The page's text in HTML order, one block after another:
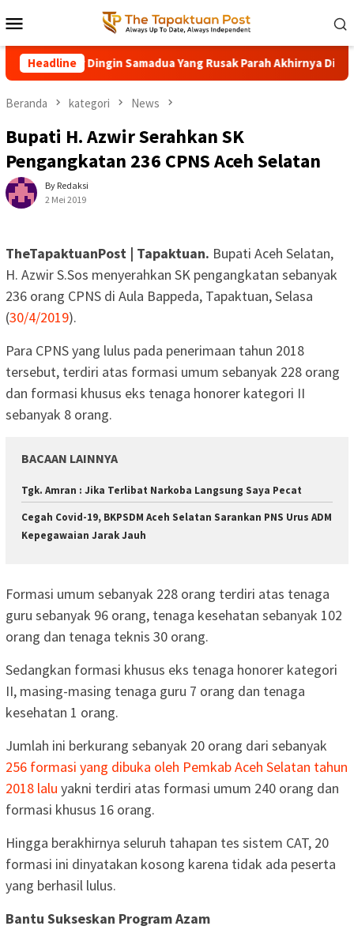
ke
kontenMobile
Headline
Air Dingin Samadua Yang Rusak Parah Akhirnya Diperbaiki
Beranda kategori News
Bupati H. Azwir Serahkan SK
Pengangkatan 236 CPNS Aceh Selatan
By Redaksi
2 Mei 2019
TheTapaktuanPost | Tapaktuan. Bupati Aceh Selatan,
H. Azwir S.Sos menyerahkan SK pengangkatan sebanyak
236 orang CPNS di Aula Bappeda, Tapaktuan, Selasa
(30/4/2019).
Para CPNS yang lulus pada penerimaan tahun 2018
tersebut, terdiri atas formasi umum sebanyak 228 orang
dan formasi khusus eks tenaga honorer kategori II
sebanyak 8 orang.
BACAAN LAINNYA
Tgk. Amran : Jika Terlibat Narkoba Langsung Saya Pecat
Cegah Covid-19, BKPSDM Aceh Selatan Sarankan PNS Urus ADM
Kepegawaian Jarak Jauh
Formasi umum sebanyak 228 orang terdiri atas tenaga
guru sebanyak 96 orang, tenaga kesehatan sebanyak 102
orang dan tenaga teknis 30 orang.
Sedangkan formasi khusus eks tenaga honorer kategori
II, masing-masing tenaga guru 7 orang dan tenaga
kesehatan 1 orang.
Jumlah ini berkurang sebanyak 20 orang dari sebanyak
256 formasi yang dibuka oleh Pemkab Aceh Selatan tahun
2018 lalu yakni terdiri atas formasi umum 240 orang dan
formasi khusus 16 orang.
Hingga berakhirnya seluruh tahapan tes sistem CAT, 20
formasi ini dinyatakan kosong karena tidak ada peserta
yang berhasil lulus.
Bantu Sukseskan Program Azam